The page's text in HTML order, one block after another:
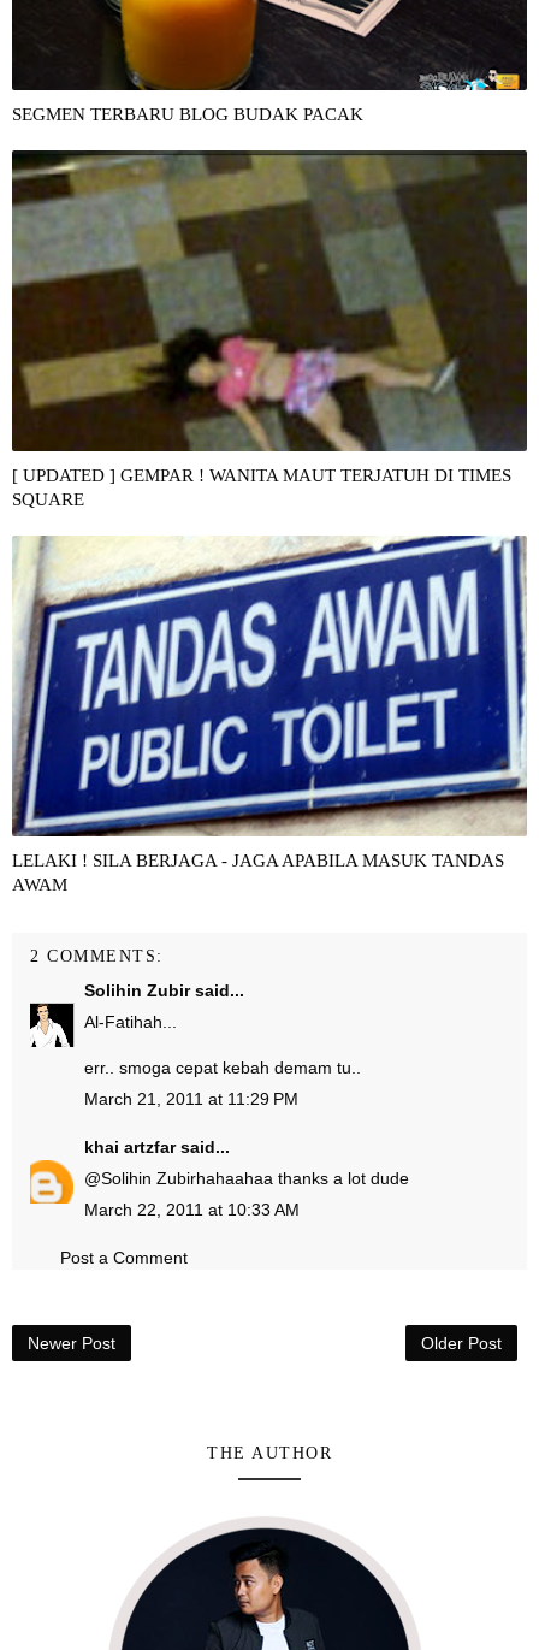
SEGMEN TERBARU BLOG BUDAK PACAK
[ UPDATED ] GEMPAR ! WANITA MAUT TERJATUH DI TIMES
SQUARE
LELAKI ! SILA BERJAGA - JAGA APABILA MASUK TANDAS
AWAM
2 COMMENTS:
Solihin Zubirsaid...
Al-Fatihah...
err.. smoga cepat kebah demam tu..
March 21, 2011 at 11:29 PM
khai artzfarsaid...
@Solihin Zubirhahaahaa thanks a lot dude
March 22, 2011 at 10:33 AM
Post a Comment
Newer Post Older Post
THE AUTHOR